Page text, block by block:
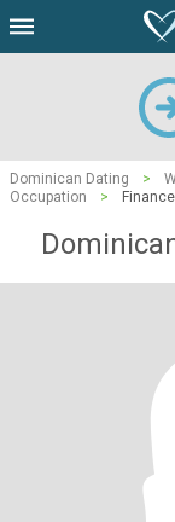
Dominican Dating >
Occupation
> Finance